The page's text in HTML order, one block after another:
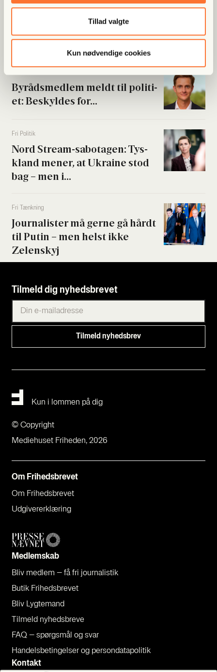
Tillad valgte
Kun nødvendige cookies
Fri Ban­dit
Han var strå­mand i rock­er­re­la­
te­ret fak­tura­fa­brik: “Jeg skal...
Byrå­ds­med­lem meldt til poli­ti­
et: Beskyl­des for...
Fri Poli­tik
Nord Stream-sabo­ta­gen: Tys­
kland mener, at Ukrai­ne stod
bag – men i...
Fri Tænk­ning
Jour­na­li­ster må ger­ne gå hårdt
til Putin – men helst ikke
Zelen­skyj
Tilmeld dig nyhedsbrevet
Om Fri­heds­bre­vet
Om Fri­heds­bre­vet
Udgi­ve­rer­klæ­ring
Med­lem­skab
Bliv med­lem – få fri jour­na­li­stik
Butik Fri­heds­bre­vet
Bliv Lyg­te­mand
Til­meld nyheds­bre­ve
FAQ – spørgs­mål og svar
Han­dels­be­tin­gel­ser og per­son­da­ta­po­li­tik
Kon­takt
Kun i lommen på dig
Mediehuset Friheden, 2026
© Copyright